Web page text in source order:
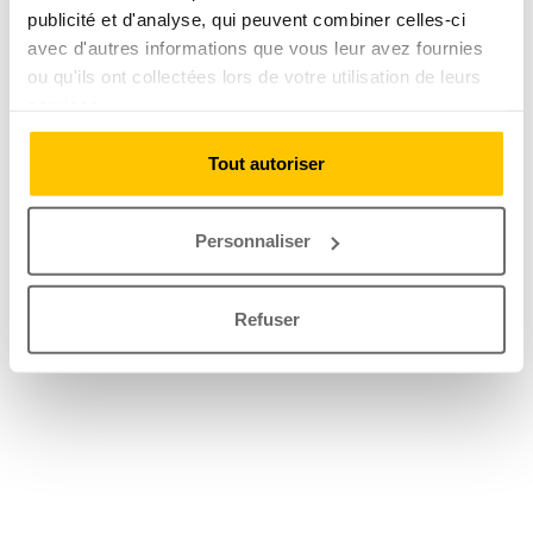
publicité et d'analyse, qui peuvent combiner celles-ci
avec d'autres informations que vous leur avez fournies
ou qu'ils ont collectées lors de votre utilisation de leurs
Tout autoriser
Personnaliser
Refuser